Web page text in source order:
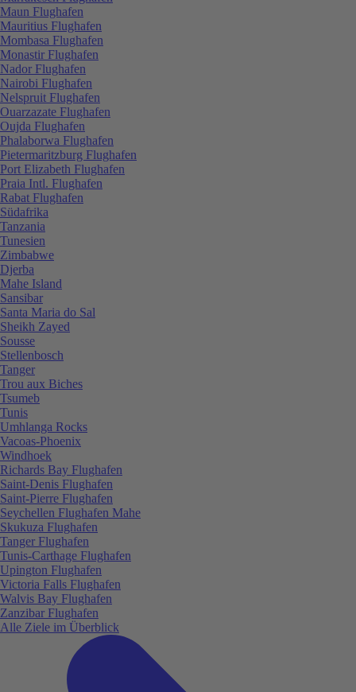
Maun Flughafen
Mauritius Flughafen
Mombasa Flughafen
Monastir Flughafen
Nador Flughafen
Nairobi Flughafen
Nelspruit Flughafen
Ouarzazate Flughafen
Oujda Flughafen
Phalaborwa Flughafen
Pietermaritzburg Flughafen
Port Elizabeth Flughafen
Praia Intl. Flughafen
Rabat Flughafen
Südafrika
Tanzania
Tunesien
Zimbabwe
Djerba
Mahe Island
Sansibar
Santa Maria do Sal
Sheikh Zayed
Sousse
Stellenbosch
Tanger
Trou aux Biches
Tsumeb
Tunis
Umhlanga Rocks
Vacoas-Phoenix
Windhoek
Richards Bay Flughafen
Saint-Denis Flughafen
Saint-Pierre Flughafen
Seychellen Flughafen Mahe
Skukuza Flughafen
Tanger Flughafen
Tunis-Carthage Flughafen
Upington Flughafen
Victoria Falls Flughafen
Walvis Bay Flughafen
Zanzibar Flughafen
Alle Ziele im Überblick